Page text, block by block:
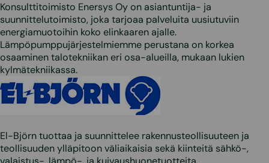
Konsulttitoimisto Enersys Oy on asiantuntija- ja
suunnittelutoimisto, joka tarjoaa palveluita uusiutuviin
energiamuotoihin koko elinkaaren ajalle.
Lämpöpumppujärjestelmiemme perustana on korkea
osaaminen talotekniikan eri osa-alueilla, mukaan lukien
kylmätekniikassa.
El-Björn tuottaa ja suunnittelee rakennusteollisuuteen ja
teollisuuden ylläpitoon väliaikaisia sekä kiinteitä sähkö-,